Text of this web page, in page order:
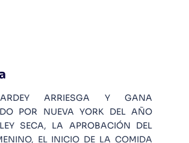
ARDEY ARRIESGA Y GANA
POR NUEVA YORK DEL AÑO
SECA, LA APROBACIÓN DEL
EL INICIO DE LA COMIDA